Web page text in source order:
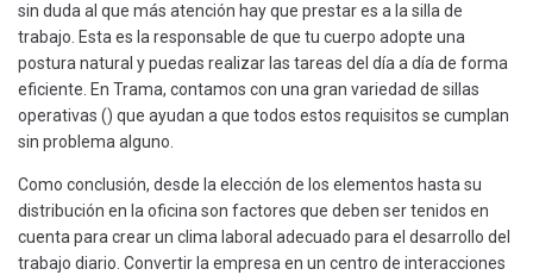
sin duda al que más atención hay que prestar es a la silla de
trabajo. Esta es la responsable de que tu cuerpo adopte una
postura natural y puedas realizar las tareas del día a día de forma
eficiente. En Trama, contamos con una gran variedad de sillas
operativas () que ayudan a que todos estos requisitos se cumplan
sin problema alguno.
Como conclusión, desde la elección de los elementos hasta su
distribución en la oficina son factores que deben ser tenidos en
cuenta para crear un clima laboral adecuado para el desarrollo del
trabajo diario. Convertir la empresa en un centro de interacciones